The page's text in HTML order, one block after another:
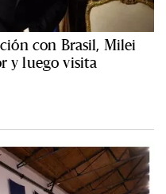
con Brasil, Milei
y luego visita